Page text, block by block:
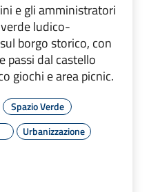
e gli amministratori
ludico-
borgo storico, con
passi dal castello
giochi e area picnic.
Spazio Verde
Urbanizzazione